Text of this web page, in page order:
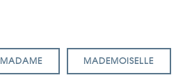
MADAME MADEMOISELLE